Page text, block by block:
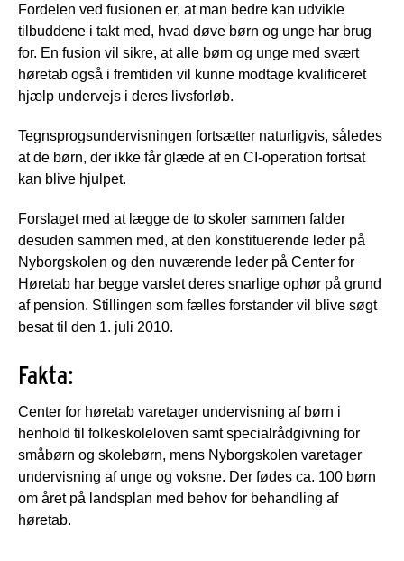
Fordelen ved fusionen er, at man bedre kan udvikle
tilbuddene i takt med, hvad døve børn og unge har brug
for. En fusion vil sikre, at alle børn og unge med svært
høretab også i fremtiden vil kunne modtage kvalificeret
hjælp undervejs i deres livsforløb.
Tegnsprogsundervisningen fortsætter naturligvis, således
at de børn, der ikke får glæde af en CI-operation fortsat
kan blive hjulpet.
Forslaget med at lægge de to skoler sammen falder
desuden sammen med, at den konstituerende leder på
Nyborgskolen og den nuværende leder på Center for
Høretab har begge varslet deres snarlige ophør på grund
af pension. Stillingen som fælles forstander vil blive søgt
besat til den 1. juli 2010.
Fakta:
Center for høretab varetager undervisning af børn i
henhold til folkeskoleloven samt specialrådgivning for
småbørn og skolebørn, mens Nyborgskolen varetager
undervisning af unge og voksne. Der fødes ca. 100 børn
om året på landsplan med behov for behandling af
høretab.